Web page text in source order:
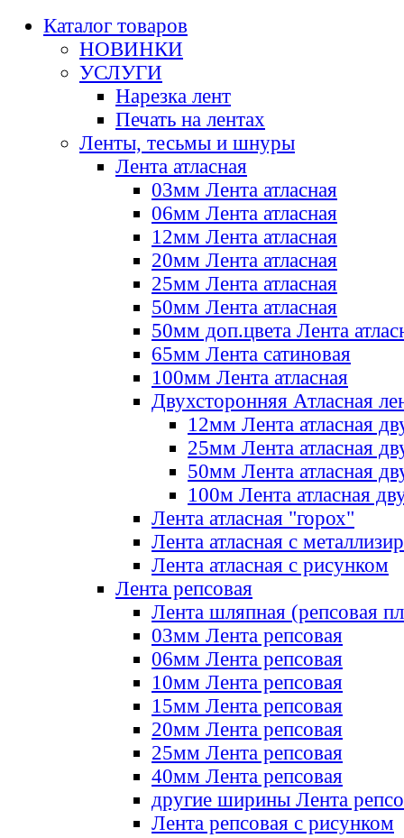
Каталог товаров
НОВИНКИ
УСЛУГИ
Нарезка лент
Печать на лентах
Ленты, тесьмы и шнуры
Лента атласная
03мм Лента атласная
06мм Лента атласная
12мм Лента атласная
20мм Лента атласная
25мм Лента атласная
50мм Лента атласная
50мм доп.цвета Лента
65мм Лента сатиновая
100мм Лента атласная
Двухсторонняя Атласная
12мм Лента атласная
25мм Лента атласная
50мм Лента атласная
100м Лента атласная
Лента атласная "горох"
Лента атласная с
Лента атласная с рисунком
Лента репсовая
Лента шляпная (репсовая
03мм Лента репсовая
06мм Лента репсовая
10мм Лента репсовая
15мм Лента репсовая
20мм Лента репсовая
25мм Лента репсовая
40мм Лента репсовая
другие ширины Лента
Лента репсовая с рисунком